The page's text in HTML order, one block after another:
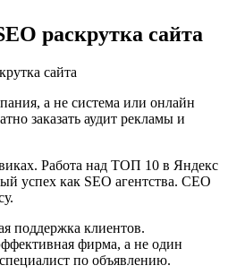
раскрутка сайта
а не система или онлайн
заказать аудит рекламы и
Работа над ТОП 10 в Яндекс
успех как SEO агентства. СЕО
поддержка клиентов.
фирма, а не один
по объявлению.